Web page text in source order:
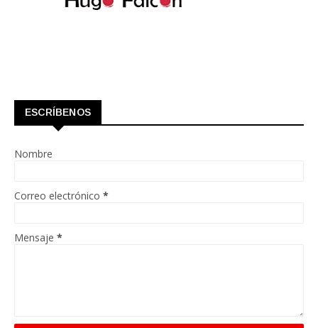
ESCRÍBENOS
Nombre
Correo electrónico *
Mensaje *